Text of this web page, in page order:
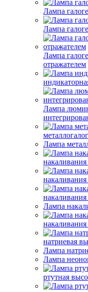
Лампа
Лампа
Лампа
отражателем
Лампа
Лампа
Лампа
накаливания
натриевая
Лампа
Лампа
ртутная